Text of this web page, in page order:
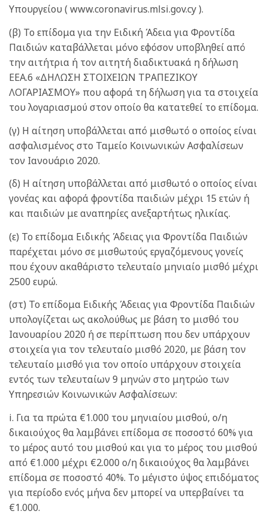
Υπουργείου ( www.coronavirus.mlsi.gov.cy ).
(β) Το επίδομα για την Ειδική Άδεια για Φροντίδα
Παιδιών καταβάλλεται μόνο εφόσον υποβληθεί από
την αιτήτρια ή τον αιτητή διαδικτυακά η δήλωση
ΕΕΑ.6 «ΔΗΛΩΣΗ ΣΤΟΙΧΕΙΩΝ ΤΡΑΠΕΖΙΚΟΥ
ΛΟΓΑΡΙΑΣΜΟΥ» που αφορά τη δήλωση για τα στοιχεία
του λογαριασμού στον οποίο θα κατατεθεί το επίδομα.
(γ) Η αίτηση υποβάλλεται από μισθωτό ο οποίος είναι
ασφαλισμένος στο Ταμείο Κοινωνικών Ασφαλίσεων
τον Ιανουάριο 2020.
(δ) Η αίτηση υποβάλλεται από μισθωτό ο οποίος είναι
γονέας και αφορά φροντίδα παιδιών μέχρι 15 ετών ή
και παιδιών με αναπηρίες ανεξαρτήτως ηλικίας.
(ε) Το επίδομα Ειδικής Άδειας για Φροντίδα Παιδιών
παρέχεται μόνο σε μισθωτούς εργαζόμενους γονείς
που έχουν ακαθάριστο τελευταίο μηνιαίο μισθό μέχρι
2500 ευρώ.
(στ) Το επίδομα Ειδικής Άδειας για Φροντίδα Παιδιών
υπολογίζεται ως ακολούθως με βάση το μισθό του
Ιανουαρίου 2020 ή σε περίπτωση που δεν υπάρχουν
στοιχεία για τον τελευταίο μισθό 2020, με βάση τον
τελευταίο μισθό για τον οποίο υπάρχουν στοιχεία
εντός των τελευταίων 9 μηνών στο μητρώο των
Υπηρεσιών Κοινωνικών Ασφαλίσεων:
i. Για τα πρώτα €1.000 του μηνιαίου μισθού, ο/η
δικαιούχος θα λαμβάνει επίδομα σε ποσοστό 60% για
το μέρος αυτό του μισθού και για το μέρος του μισθού
από €1.000 μέχρι €2.000 ο/η δικαιούχος θα λαμβάνει
επίδομα σε ποσοστό 40%. Το μέγιστο ύψος επιδόματος
για περίοδο ενός μήνα δεν μπορεί να υπερβαίνει τα
€1.000.